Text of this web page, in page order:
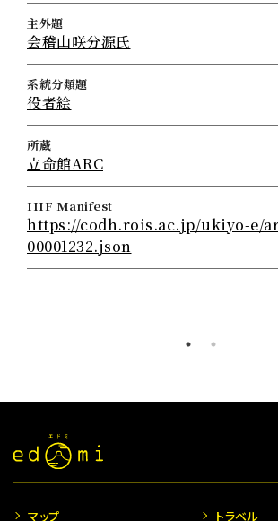
主外題
会稽山咲分源氏
系統分類題
役者絵
所蔵
立命館ARC
IIIF Manifest
https://codh.rois.ac.jp/ukiyo-e/
00001232.json
マップ トラベル